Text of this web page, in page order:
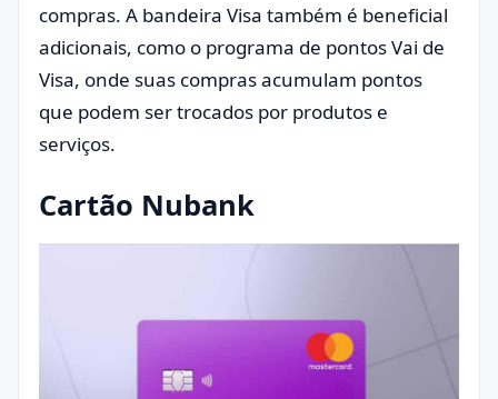
compras. A bandeira Visa também é beneficial
adicionais, como o programa de pontos Vai de
Visa, onde suas compras acumulam pontos
que podem ser trocados por produtos e
serviços.
Cartão Nubank